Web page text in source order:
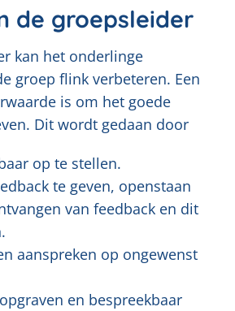
de groepsleider
kan het onderlinge
groep flink verbeteren. Een
is om het goede
Dit wordt gedaan door
op te stellen.
te geven, openstaan
van feedback en dit
aanspreken op ongewenst
en bespreekbaar